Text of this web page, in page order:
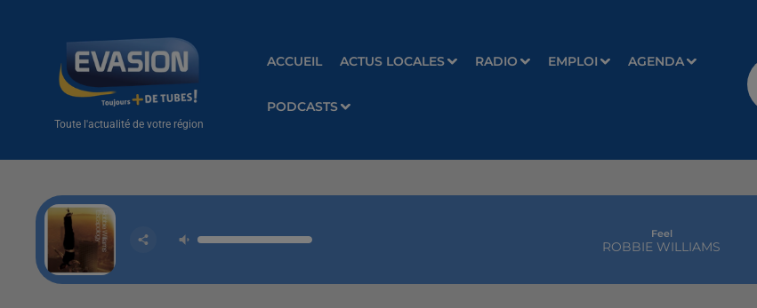
Toute l'actualité de votre région
ACCUEIL ACTUS LOCALES RADIO EMPLOI AGENDA
PODCASTS
Feel
ROBBIE WILLIAMS